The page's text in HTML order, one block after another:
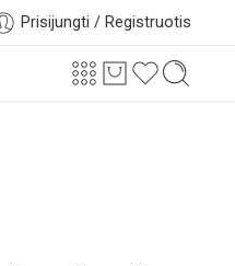
Prisijungti / Registruotis